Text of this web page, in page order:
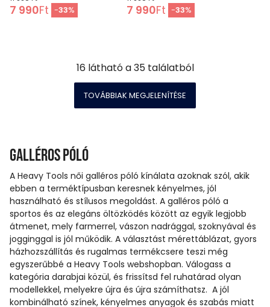
7 990Ft -33% 7 990Ft -33%
16 látható a35találatból
TOVÁBBIAK MEGJELENÍTÉSE
Galléros póló
A Heavy Tools női galléros póló kínálata azoknak szól, akik
ebben a terméktípusban keresnek kényelmes, jól
használható és stílusos megoldást. A galléros póló a
sportos és az elegáns öltözködés között az egyik legjobb
átmenet, mely farmerrel, vászon nadrággal, szoknyával és
jogginggal is jól működik. A választást mérettáblázat, gyors
házhozszállítás és rugalmas termékcsere teszi még
egyszerűbbé a Heavy Tools webshopban. Válogass a
kategória darabjai közül, és frissítsd fel ruhatárad olyan
modellekkel, melyekre újra és újra számíthatsz. A jól
kombinálható színek, kényelmes anyagok és szabás miatt